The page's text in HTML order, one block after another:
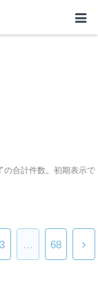
の合計件数。初期表示で
… 68